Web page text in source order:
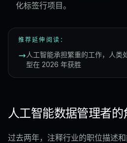
化标签行项目。
推荐延伸阅读：
人工智能承担繁重的工作，人类
型在 2026 年获胜
人工智能数据管理者
过去两年，注释行业的职位描述